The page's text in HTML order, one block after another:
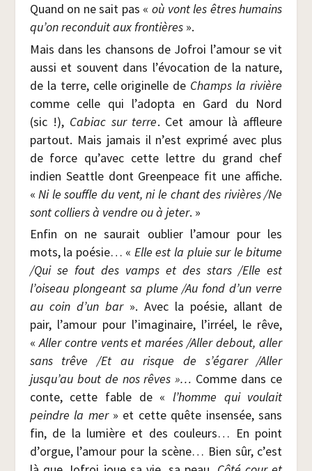
Quand on ne sait pas «où vont les êtres humains
qu’on recon­duit aux fron­tières».
Mais dans les chan­sons de Jofroi l’amour se vit
aus­si et sou­vent dans l’évocation de la nature,
de la terre, celle ori­gi­nelle de Champs la rivière
comme celle qui l’adopta en Gard du Nord
(sic !), Cabiac sur terre. Cet amour là affleure
par­tout. Mais jamais il n’est expri­mé avec plus
de force qu’avec cette lettre du grand chef
indien Seat­tle dont Green­peace fit une affiche.
«Ni le souffle du vent, ni le chant des rivières /​Ne
sont col­liers à vendre ou à jeter. »
Enfin on ne sau­rait oublier l’amour pour les
mots, la poé­sie… « Elle est la pluie sur le bitume
/​Qui se fout des vamps et des stars /​Elle est
l’oiseau plon­geant sa plume /​Au fond d’un verre
au coin d’un bar ». Avec la poé­sie, allant de
pair, l’amour pour l’imaginaire, l’irréel, le rêve,
«Aller contre vents et marées /​Aller debout, aller
sans trêve /​Et au risque de s’égarer /​Aller
jusqu’au bout de nos rêves »… Comme dans ce
conte, cette fable de «l’homme qui vou­lait
peindre la mer» et cette quête insen­sée, sans
fin, de la lumière et des cou­leurs… En point
d’orgue, l’amour pour la scène… Bien sûr, c’est